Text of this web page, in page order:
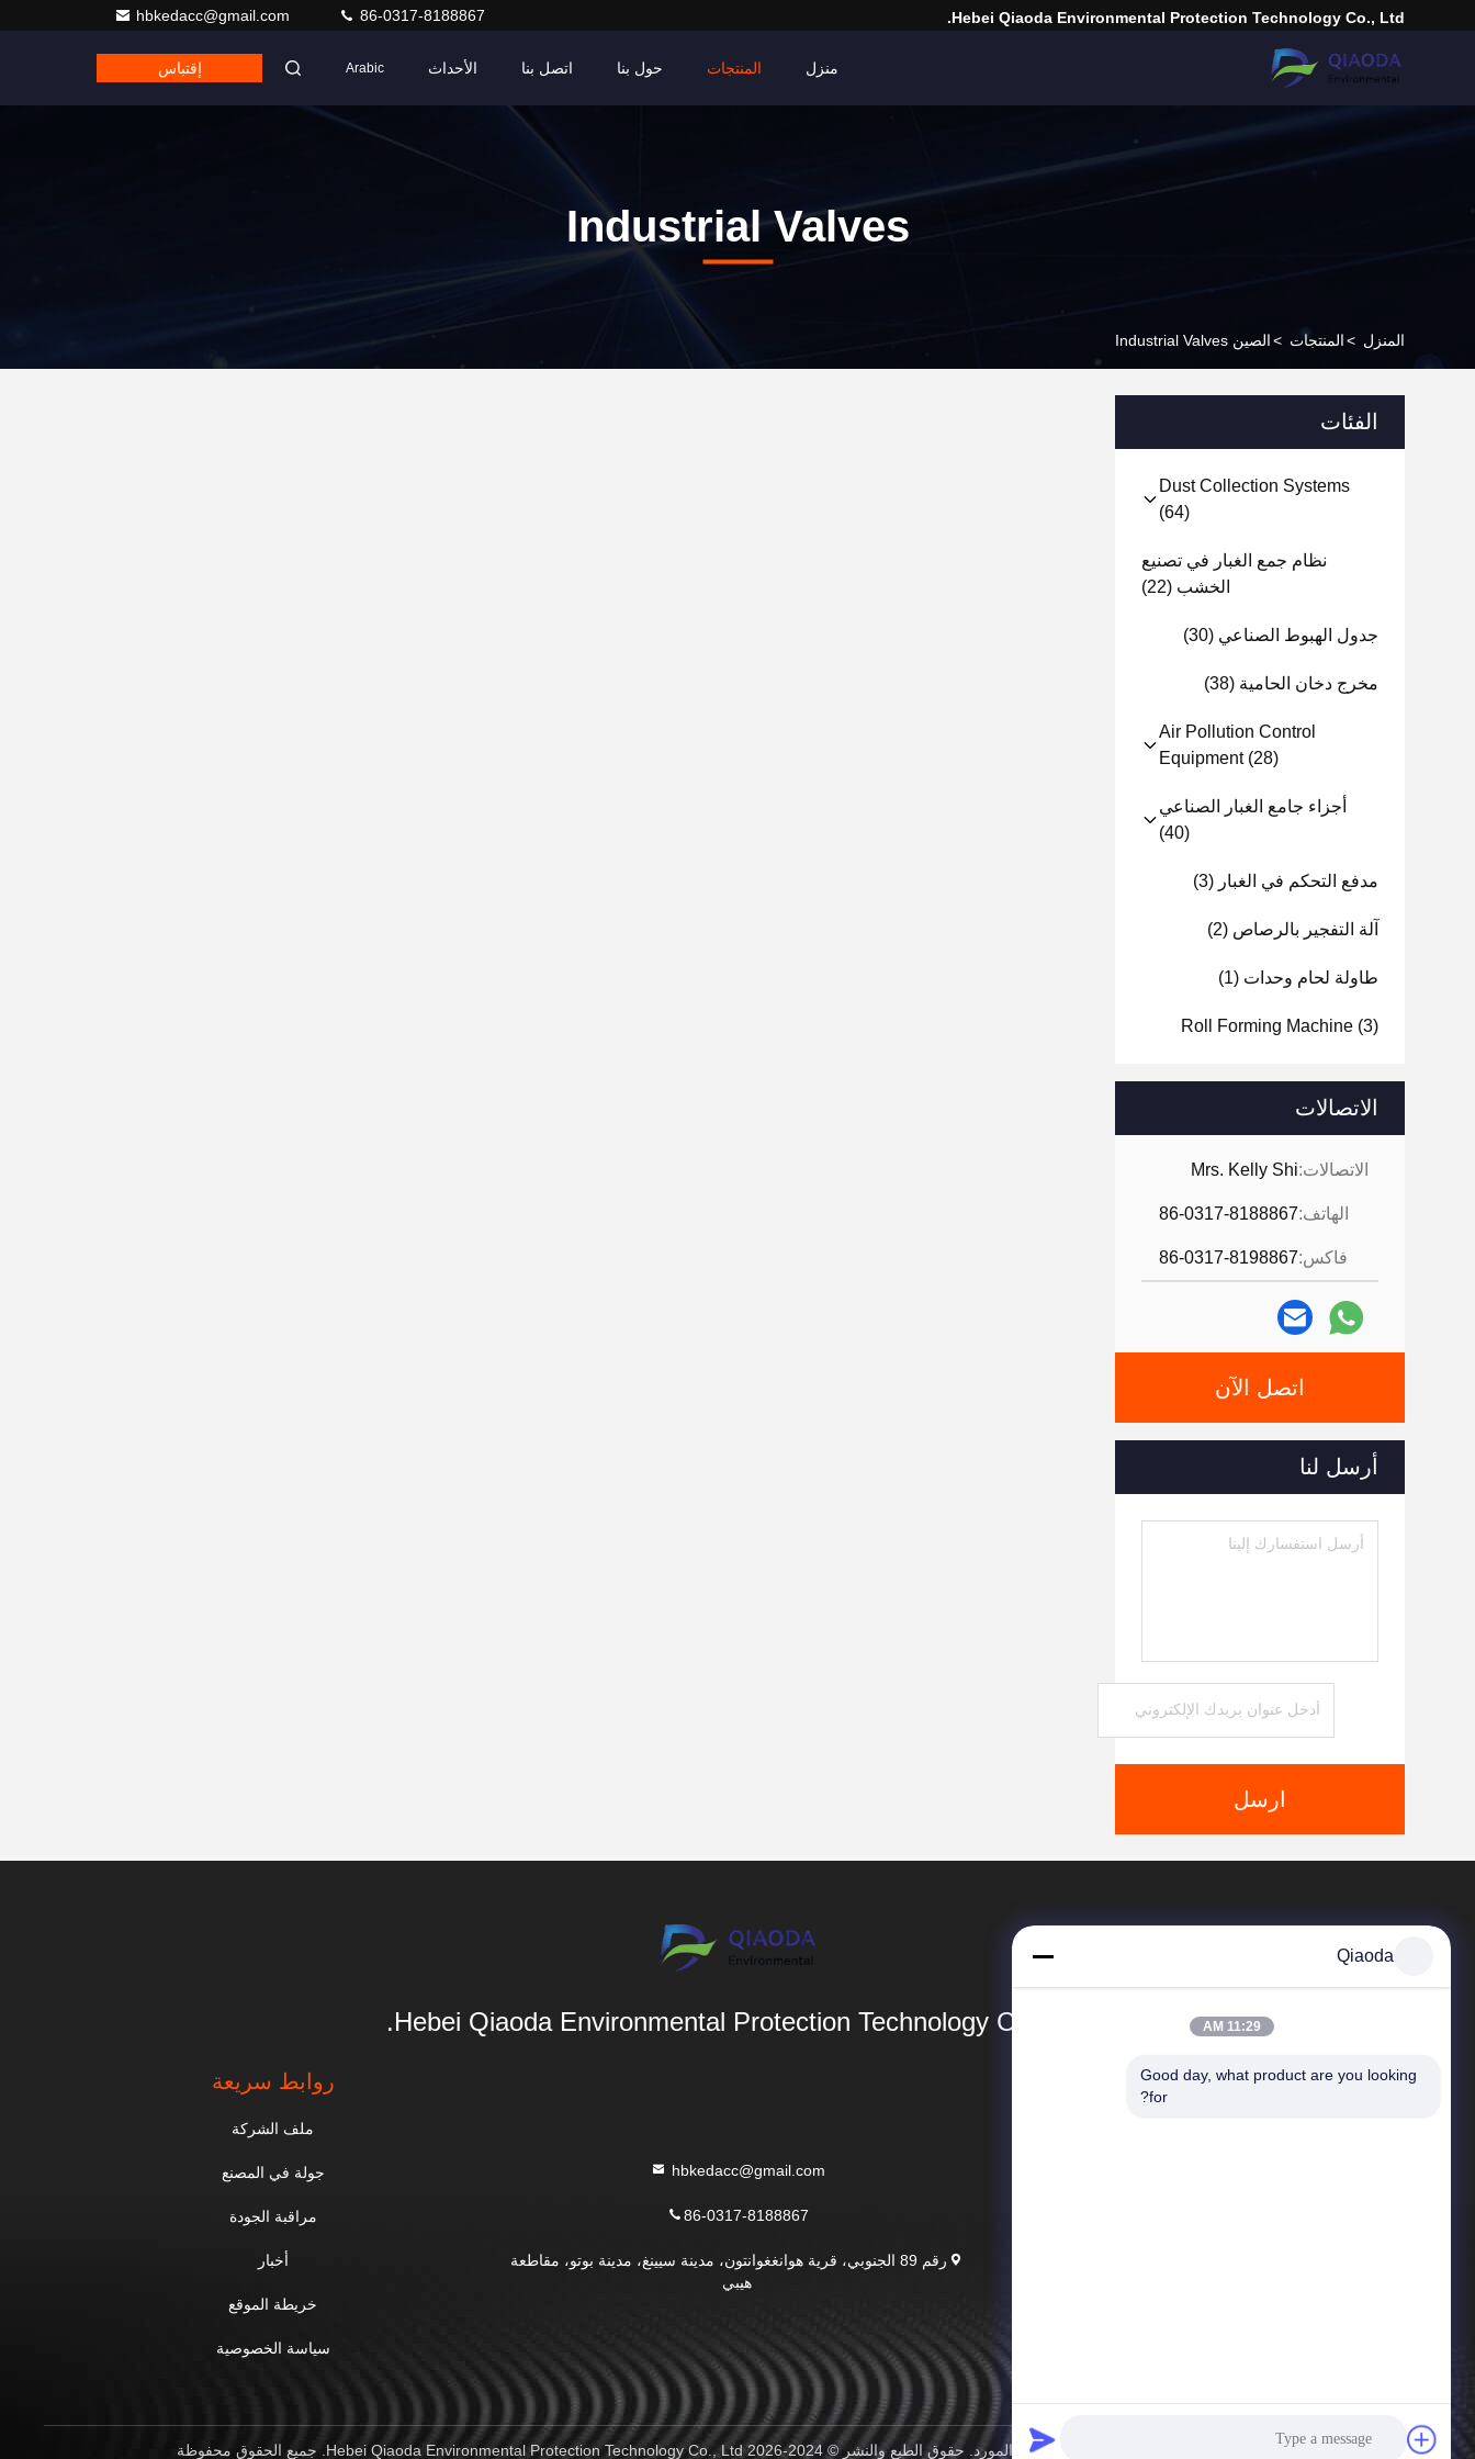
Hebei Qiaoda Environmental Protection Technology Co., Ltd.
hbkedacc@gmail.com 86-0317-8188867
منزل المنتجات حول بنا اتصل بنا الأحداث Arabic إقتباس
Industrial Valves
المنزل >المنتجات >الصين Industrial Valves
الفئات
Dust Collection Systems
(64)
نظام جمع الغبار في تصنيع
الخشب (22)
جدول الهبوط الصناعي (30)
مخرج دخان الحامية (38)
Air Pollution Control
Equipment(28)
أجزاء جامع الغبار الصناعي
(40)
مدفع التحكم في الغبار (3)
آلة التفجير بالرصاص (2)
طاولة لحام وحدات (1)
Roll Forming Machine (3)
الاتصالات
الاتصالات:Mrs. Kelly Shi
الهاتف:86-0317-8188867
فاكس:86-0317-8198867
اتصل الآن
أرسل لنا
ارسل
Hebei Qiaoda Environmental Protection Technology Co., Ltd.
المنتجات
hbkedacc@gmail.com
86-0317-8188867
رقم 89 الجنوبي، قرية هوانغغوانتون، مدينة سيينغ، مدينة بوتو، مقاطعة
هيبي
روابط سريعة
ملف الشركة
جولة في المصنع
مراقبة الجودة
أخبار
خريطة الموقع
سياسة الخصوصية
الصين جودة جيدة Dust Collection Systems المورد. حقوق الطبع والنشر © 2024-2026 Hebei Qiaoda Environmental Protection Technology Co., Ltd. جميع الحقوق محفوظة
Qiaoda
11:29 AM
Good day, what product are you looking
for?